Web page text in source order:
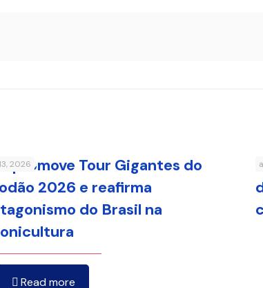
2026
promove Tour Gigantes do
2026 e reafirma
do Brasil na
Read more